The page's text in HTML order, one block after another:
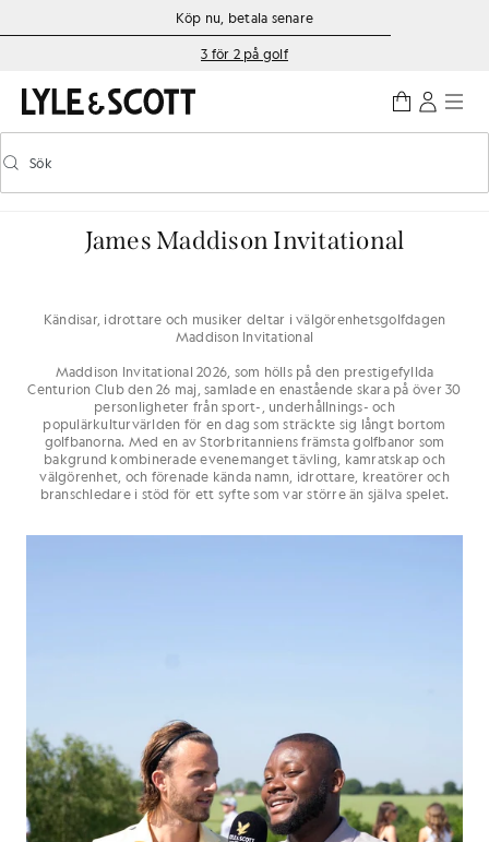
Gå direkt till huvudinnehållet
Information om tillgänglighetKöp nu, betala senare
3 för 2 på golf
Aktivera/inaktivera prediktiv sökning
Sök
James Maddison Invitational
Kändisar, idrottare och musiker deltar i välgörenhetsgolfdagen
Maddison Invitational
Maddison Invitational 2026, som hölls på den prestigefyllda
Centurion Club den 26 maj, samlade en enastående skara på över 30
personligheter från sport-, underhållnings- och
populärkulturvärlden för en dag som sträckte sig långt bortom
golfbanorna. Med en av Storbritanniens främsta golfbanor som
bakgrund kombinerade evenemanget tävling, kamratskap och
välgörenhet, och förenade kända namn, idrottare, kreatörer och
branschledare i stöd för ett syfte som var större än själva spelet.